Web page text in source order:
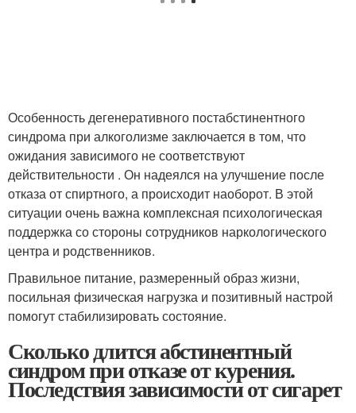
Особенность дегенеративного постабстинентного
синдрома при алкоголизме заключается в том, что
ожидания зависимого не соответствуют
действительности . Он надеялся на улучшение после
отказа от спиртного, а происходит наоборот. В этой
ситуации очень важна комплексная психологическая
поддержка со стороны сотрудников наркологического
центра и родственников.
Правильное питание, размеренный образ жизни,
посильная физическая нагрузка и позитивный настрой
помогут стабилизировать состояние.
Сколько длится абстинентный
синдром при отказе от курения.
Последствия зависимости от сигарет